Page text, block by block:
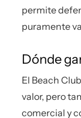
permite
puramente
Dónde
El Beach
valor, pero
comercial y